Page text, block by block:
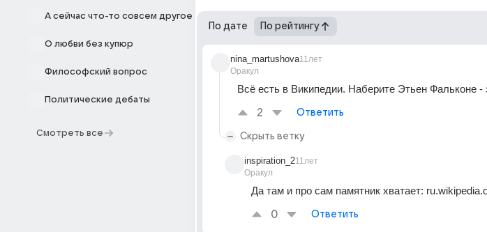
А сейчас что-то совсем другое
О любви без купюр
Философский вопрос
Политические дебаты
Смотреть все
По дате По рейтингу
nina_martushova
Оракул
11лет
Всё есть в Википедии. Наберите Этьен Фальконе -
2 Ответить
Скрыть ветку
inspiration_2
Оракул
11лет
Да там и про сам памятник хватает:
0 Ответить